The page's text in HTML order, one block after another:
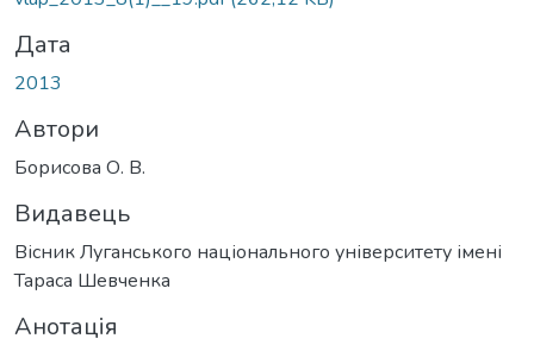
Дата
2013
Автори
Борисова О. В.
Видавець
Вісник Луганського національного університету імені
Тараса Шевченка
Анотація